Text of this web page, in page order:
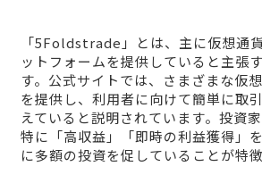
「5Foldstrade」とは、主に仮想通
ットフォームを提供していると主張
す。公式サイトでは、さまざまな仮
を提供し、利用者に向けて簡単に取
えていると説明されています。投資
特に「高収益」「即時の利益獲得」
に多額の投資を促していることが特徴